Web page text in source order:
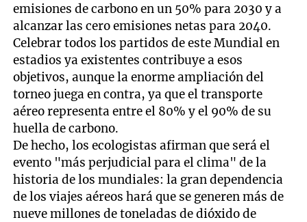
emisiones de carbono en un 50% para 2030 y a
alcanzar las cero emisiones netas para 2040.
Celebrar todos los partidos de este Mundial en
estadios ya existentes contribuye a esos
objetivos, aunque la enorme ampliación del
torneo juega en contra, ya que el transporte
aéreo representa entre el 80% y el 90% de su
huella de carbono.
De hecho, los ecologistas afirman que será el
evento "más perjudicial para el clima" de la
historia de los mundiales: la gran dependencia
de los viajes aéreos hará que se generen más de
nueve millones de toneladas de dióxido de